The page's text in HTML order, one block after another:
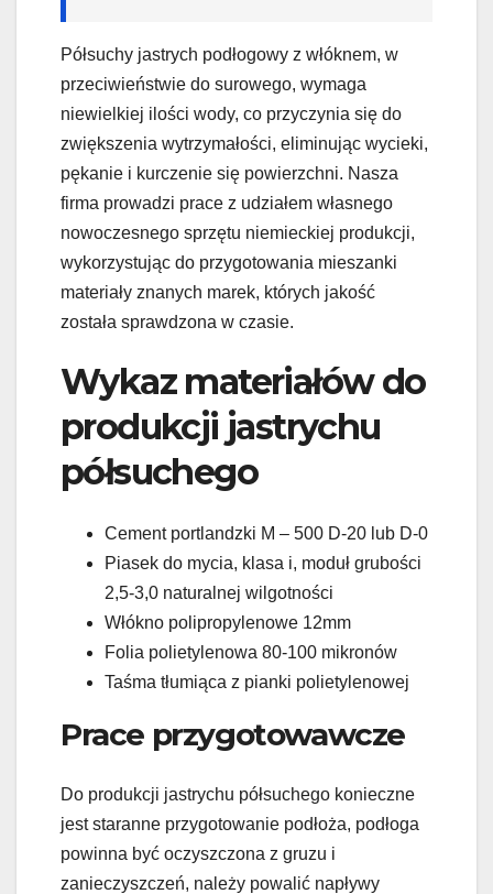
Półsuchy jastrych podłogowy z włóknem, w
przeciwieństwie do surowego, wymaga
niewielkiej ilości wody, co przyczynia się do
zwiększenia wytrzymałości, eliminując wycieki,
pękanie i kurczenie się powierzchni. Nasza
firma prowadzi prace z udziałem własnego
nowoczesnego sprzętu niemieckiej produkcji,
wykorzystując do przygotowania mieszanki
materiały znanych marek, których jakość
została sprawdzona w czasie.
Wykaz materiałów do
produkcji jastrychu
półsuchego
Cement portlandzki M – 500 D-20 lub D-0
Piasek do mycia, klasa i, moduł grubości
2,5-3,0 naturalnej wilgotności
Włókno polipropylenowe 12mm
Folia polietylenowa 80-100 mikronów
Taśma tłumiąca z pianki polietylenowej
Prace przygotowawcze
Do produkcji jastrychu półsuchego konieczne
jest staranne przygotowanie podłoża, podłoga
powinna być oczyszczona z gruzu i
zanieczyszczeń, należy powalić napływy